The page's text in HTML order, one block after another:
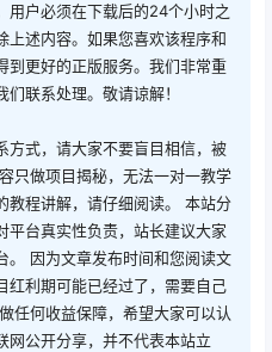
用户必须在下载后的24个小时之
上述内容。如果您喜欢该程序和
到更好的正版服务。我们非常重
联系处理。敬请谅解！
方式，请大家不要盲目相信，被
只做项目揭秘，无法一对一教学
教程讲解，请仔细阅读。 本站分
平台真实性负责，站长建议大家
。 因为文章发布时间和您阅读文
红利期可能已经过了，需要自己
任何收益保障，希望大家可以认
网公开分享，并不代表本站立